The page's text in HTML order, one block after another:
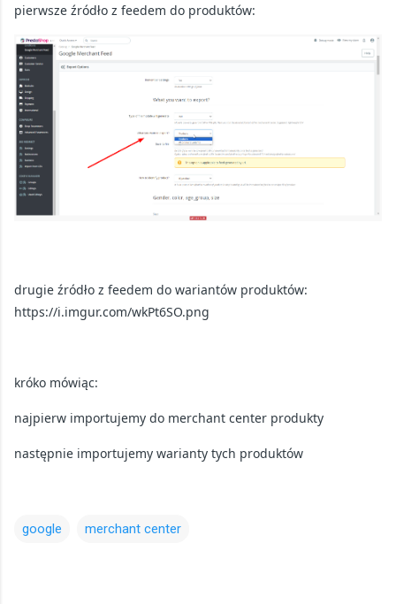
pierwsze źródło z feedem do produktów:
drugie źródło z feedem do wariantów produktów:
https://i.imgur.com/wkPt6SO.png
króko mówiąc:
najpierw importujemy do merchant center produkty
następnie importujemy warianty tych produktów
google merchant center